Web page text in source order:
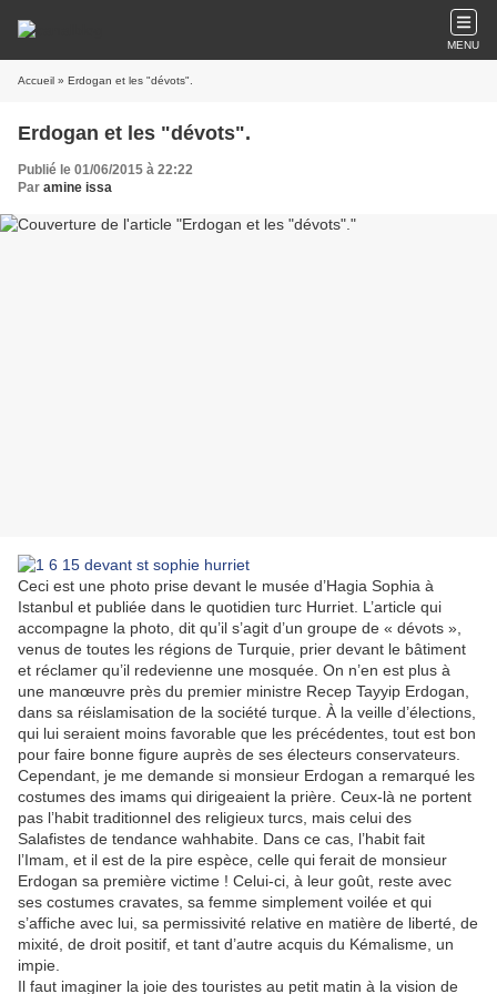
MENU
Accueil » Erdogan et les "dévots".
Erdogan et les "dévots".
Publié le 01/06/2015 à 22:22
Par amine issa
Ceci est une photo prise devant le musée d’Hagia Sophia à
Istanbul et publiée dans le quotidien turc Hurriet. L’article qui
accompagne la photo, dit qu’il s’agit d’un groupe de « dévots »,
venus de toutes les régions de Turquie, prier devant le bâtiment
et réclamer qu’il redevienne une mosquée. On n’en est plus à
une manœuvre près du premier ministre Recep Tayyip Erdogan,
dans sa réislamisation de la société turque. À la veille d’élections,
qui lui seraient moins favorable que les précédentes, tout est bon
pour faire bonne figure auprès de ses électeurs conservateurs.
Cependant, je me demande si monsieur Erdogan a remarqué les
costumes des imams qui dirigeaient la prière. Ceux-là ne portent
pas l’habit traditionnel des religieux turcs, mais celui des
Salafistes de tendance wahhabite. Dans ce cas, l’habit fait
l’Imam, et il est de la pire espèce, celle qui ferait de monsieur
Erdogan sa première victime ! Celui-ci, à leur goût, reste avec
ses costumes cravates, sa femme simplement voilée et qui
s’affiche avec lui, sa permissivité relative en matière de liberté, de
mixité, de droit positif, et tant d’autre acquis du Kémalisme, un
impie.
Il faut imaginer la joie des touristes au petit matin à la vision de